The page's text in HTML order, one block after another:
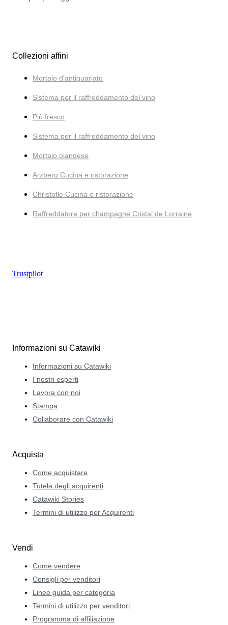
Collezioni affini
Mortaio d'antiquariato
Sistema per il raffreddamento del vino
Più fresco
Sistema per il raffreddamento del vino
Mortaio olandese
Arzberg Cucina e ristorazione
Christofle Cucina e ristorazione
Raffreddatore per champagne Cristal de Lorraine
Trustpilot
Informazioni su Catawiki
Informazioni su Catawiki
I nostri esperti
Lavora con noi
Stampa
Collaborare con Catawiki
Acquista
Come acquistare
Tutela degli acquirenti
Catawiki Stories
Termini di utilizzo per Acquirenti
Vendi
Come vendere
Consigli per venditori
Linee guida per categoria
Termini di utilizzo per venditori
Programma di affiliazione